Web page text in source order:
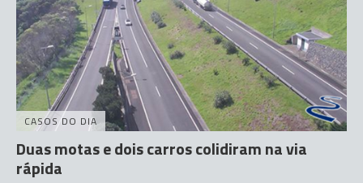
CASOS DO DIA
Duas motas e dois carros colidiram na via
rápida